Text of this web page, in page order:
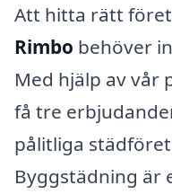
Att hitta rätt
Rimbo behöver
Med hjälp av vår
få tre
pålitliga
Byggstädning är